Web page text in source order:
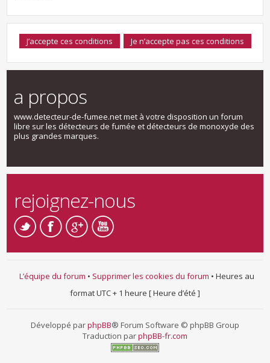
a propos
www.detecteur-de-fumee.net met à votre disposition un forum
libre sur les détecteurs de fumée et détecteurs de monoxyde des
plus grandes marques.
rejoignez-nous
L’équipe du forum • Supprimer les cookies du forum • Heures au
format UTC + 1 heure [ Heure d’été ]
Développé parphpBB® Forum Software © phpBB Group
Traduction parphpBB-fr.com